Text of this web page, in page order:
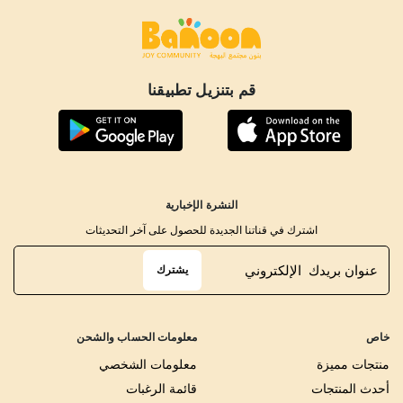
قم بتنزيل تطبيقنا
خاص
منتجات مميزة
أحدث المنتجات
معلومات الحساب والشحن
معلومات الشخصي
قائمة الرغبات
النشرة الإخبارية
اشترك في قناتنا الجديدة للحصول على آخر التحديثات
يشترك